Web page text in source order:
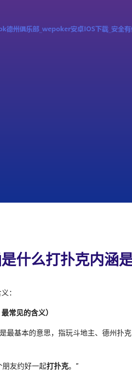
什么打扑克内涵
：
常见的含义）
最基本的意思，指玩斗地主、德州扑
朋友约好一起打扑克。”